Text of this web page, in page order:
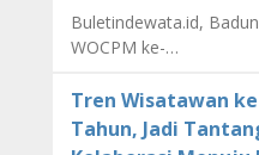
Buletindewata.id,
WOCPM ke-…
Tren Wisatawan
Tahun, Jadi